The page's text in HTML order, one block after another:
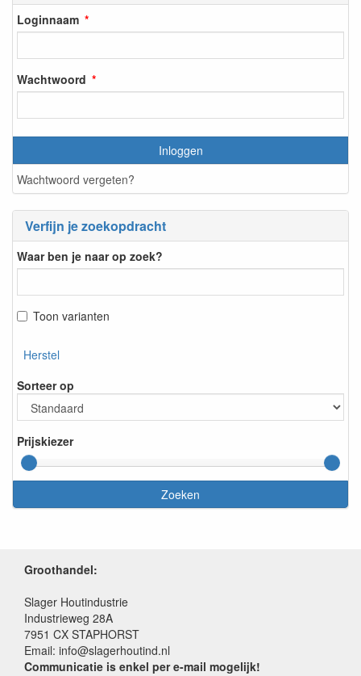
Loginnaam
Wachtwoord
Inloggen
Wachtwoord vergeten?
Verfijn je zoekopdracht
Waar ben je naar op zoek?
Toon varianten
Herstel
Sorteer op
Prijskiezer
Zoeken
Groothandel:
Slager Houtindustrie
Industrieweg 28A
7951 CX STAPHORST
Email: info@slagerhoutind.nl
Communicatie is enkel per e-mail mogelijk!